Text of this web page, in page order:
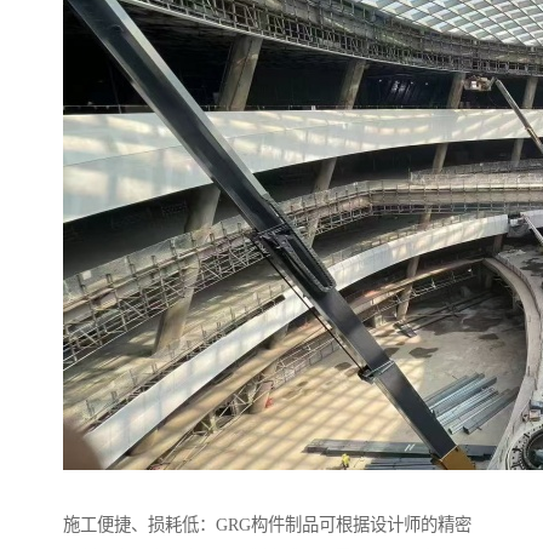
施工便捷、损耗低：GRG构件制品可根据设计师的精密